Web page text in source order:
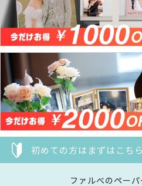
初めての方はまずはこち
ファルべのペー